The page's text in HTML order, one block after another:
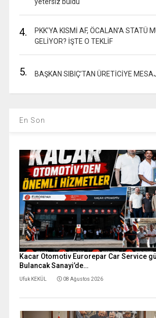
yetersiz buldu
4.
PKK’YA KISMİ AF, ÖCALAN’A STATÜ
GELİYOR? İŞTE O TEKLİF
5. BAŞKAN SIBIÇ’TAN ÜRETİCİYE
En Son
Kacar Otomotiv Eurorepar Car Service
Bulancak Sanayi’de…
Ufuk KEKÜL 08 Ağustos 2026